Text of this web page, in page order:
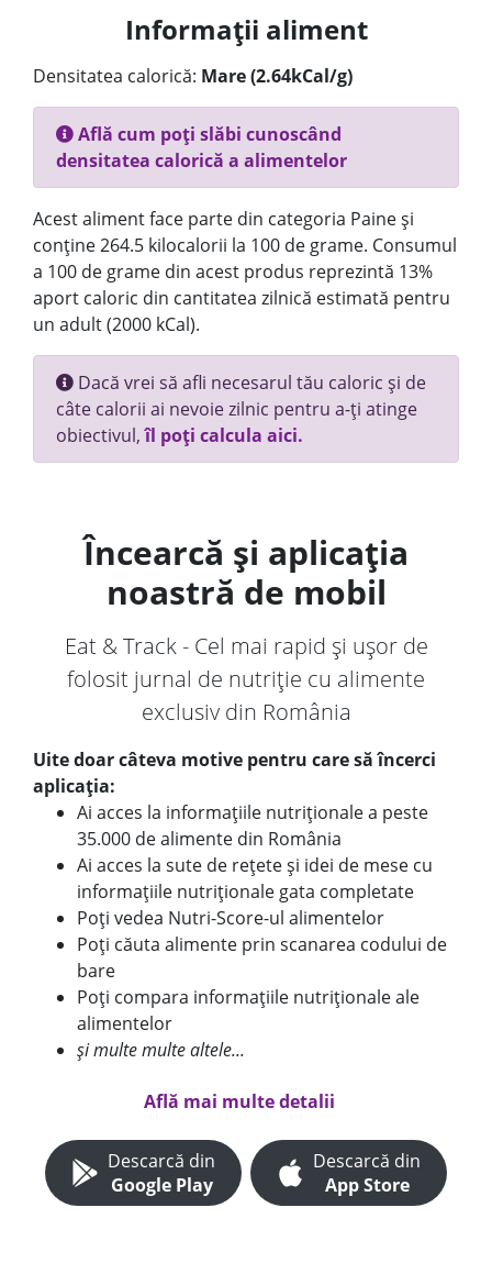
Informații aliment
Densitatea calorică: Mare (2.64kCal/g)
Află cum poți slăbi cunoscând
densitatea calorică a alimentelor
Acest aliment face parte din categoria Paine și
conține 264.5 kilocalorii la 100 de grame. Consumul
a 100 de grame din acest produs reprezintă 13%
aport caloric din cantitatea zilnică estimată pentru
un adult (2000 kCal).
Dacă vrei să afli necesarul tău caloric și de
câte calorii ai nevoie zilnic pentru a-ți atinge
obiectivul,îl poți calcula aici.
Încearcă și aplicația
noastră de mobil
Eat & Track - Cel mai rapid și ușor de
folosit jurnal de nutriție cu alimente
exclusiv din România
Uite doar câteva motive pentru care să încerci
aplicația:
Ai acces la informațiile nutriționale a peste
35.000 de alimente din România
Ai acces la sute de rețete și idei de mese cu
informațiile nutriționale gata completate
Poți vedea Nutri-Score-ul alimentelor
Poți căuta alimente prin scanarea codului de
bare
Poți compara informațiile nutriționale ale
alimentelor
și multe multe altele...
Află mai multe detalii
Descarcă din
Google Play
Descarcă din
App Store